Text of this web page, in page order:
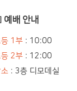
배 안내
1부 : 10:00
2부 : 12:00
: 3층 디모데실